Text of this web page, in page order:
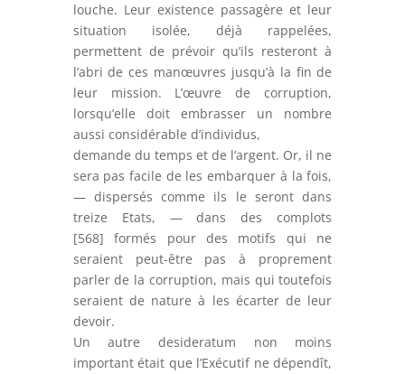
louche. Leur existence passagère et leur
situation isolée, déjà rappelées,
permettent de prévoir qu’ils resteront à
l’abri de ces manœuvres jusqu’à la fin de
leur mission. L’œuvre de corruption,
lorsqu’elle doit embrasser un nombre
aussi considérable d’individus,
demande du temps et de l’argent. Or, il ne
sera pas facile de les embarquer à la fois,
— dispersés comme ils le seront dans
treize Etats, — dans des complots
[568] formés pour des motifs qui ne
seraient peut-être pas à proprement
parler de la corruption, mais qui toutefois
seraient de nature à les écarter de leur
devoir.
Un autre desideratum non moins
important était que l’Exécutif ne dépendît,